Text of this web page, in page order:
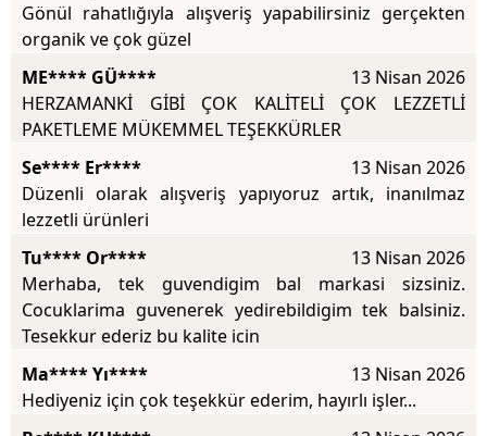
Gönül rahatlığıyla alışveriş yapabilirsiniz gerçekten
organik ve çok güzel
ME**** GÜ****
13 Nisan 2026
HERZAMANKİ GİBİ ÇOK KALİTELİ ÇOK LEZZETLİ
PAKETLEME MÜKEMMEL TEŞEKKÜRLER
Se**** Er****
13 Nisan 2026
Düzenli olarak alışveriş yapıyoruz artık, inanılmaz
lezzetli ürünleri
Tu**** Or****
13 Nisan 2026
Merhaba, tek guvendigim bal markasi sizsiniz.
Cocuklarima guvenerek yedirebildigim tek balsiniz.
Tesekkur ederiz bu kalite icin
Ma**** Yı****
13 Nisan 2026
Hediyeniz için çok teşekkür ederim, hayırlı işler...